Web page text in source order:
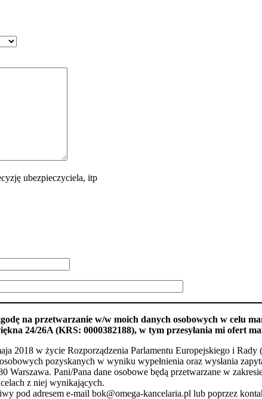
ubezpieczyciela, itp
na przetwarzanie w/w moich danych osobowych w celu
24/26A (KRS: 0000382188), w tym przesyłania mi ofert
2018 w życie Rozporządzenia Parlamentu Europejskiego i
pozyskanych w wyniku wypełnienia oraz wysłania
Warszawa. Pani/Pana dane osobowe będą przetwarzane w
z niej wynikających.
pod adresem e-mail bok@omega-kancelaria.pl lub poprzez